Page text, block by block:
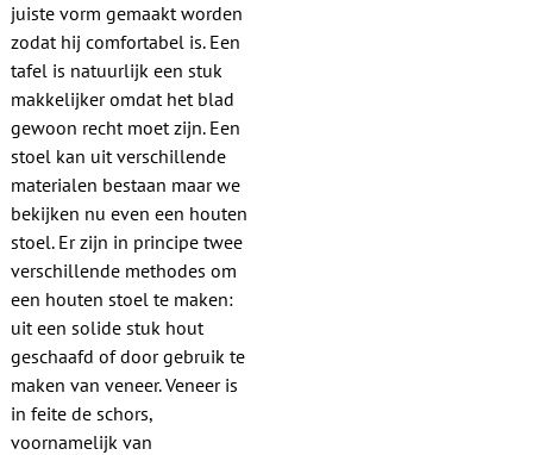
juiste vorm gemaakt worden
zodat hij comfortabel is. Een
tafel is natuurlijk een stuk
makkelijker omdat het blad
gewoon recht moet zijn. Een
stoel kan uit verschillende
materialen bestaan maar we
bekijken nu even een houten
stoel. Er zijn in principe twee
verschillende methodes om
een houten stoel te maken:
uit een solide stuk hout
geschaafd of door gebruik te
maken van veneer. Veneer is
in feite de schors,
voornamelijk van